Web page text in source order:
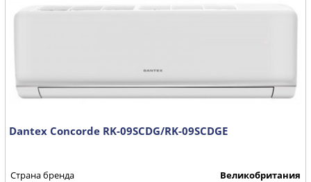
Dantex Concorde RK-09SCDG/RK-09SCDGE
Страна бренда
Великобритания